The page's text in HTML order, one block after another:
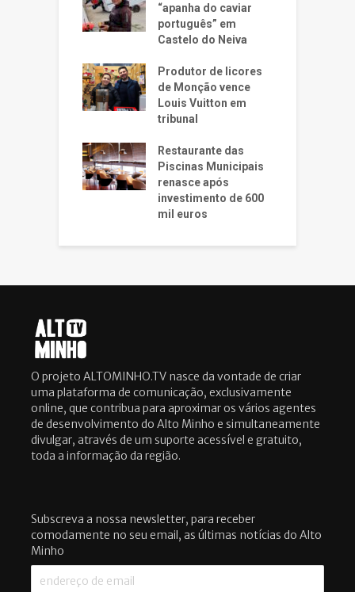
“apanha do caviar
português” em
Castelo do Neiva
Produtor de licores
de Monção vence
Louis Vuitton em
tribunal
Restaurante das
Piscinas Municipais
renasce após
investimento de 600
mil euros
O projeto ALTOMINHO.TV nasce da vontade de criar
uma plataforma de comunicação, exclusivamente
online, que contribua para aproximar os vários agentes
de desenvolvimento do Alto Minho e simultaneamente
divulgar, através de um suporte acessível e gratuito,
toda a informação da região.
Subscreva a nossa newsletter, para receber
comodamente no seu email, as últimas notícias do Alto
Minho